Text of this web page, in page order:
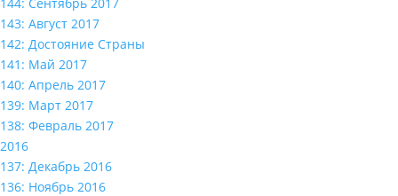
143: Август 2017
142: Достояние Страны
141: Май 2017
140: Апрель 2017
139: Март 2017
138: Февраль 2017
2016
137: Декабрь 2016
136: Ноябрь 2016